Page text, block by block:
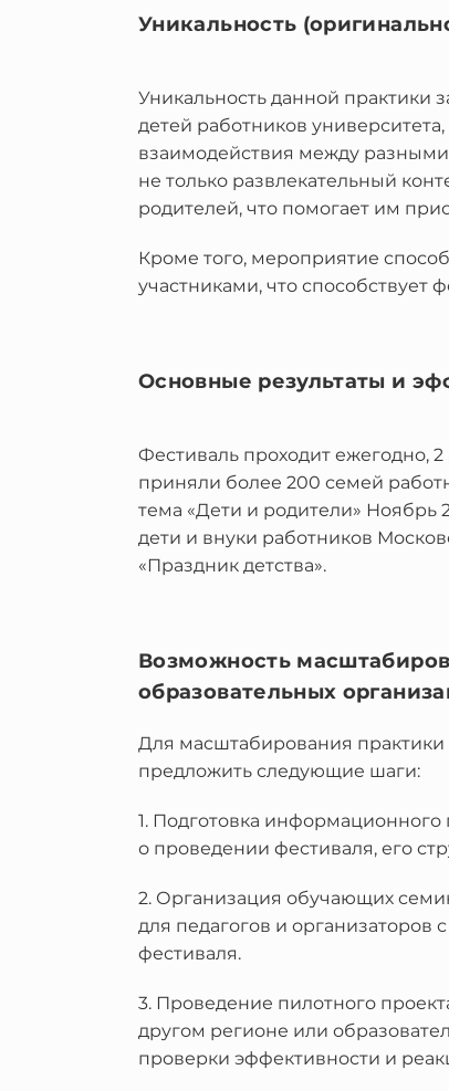
Уникальность
Уникальность данной практики
детей работников
взаимодействия между
не только развлекательный
родителей, что помогает им
Кроме того, мероприятие
участниками, что
Основные результаты и
Фестиваль проходит ежегодно, 2
приняли более 200 семей
тема «Дети и родители» Ноябрь
дети и внуки работников
«Праздник детства».
Возможность
образовательных
Для масштабирования практики
предложить следующие шаги:
1. Подготовка
о проведении фестиваля, его
2. Организация обучающих
для педагогов и организаторов
фестиваля.
3. Проведение пилотного
другом регионе или
проверки эффективности и